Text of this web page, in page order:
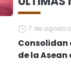
7 de agosto
Consolidan
de la Asean